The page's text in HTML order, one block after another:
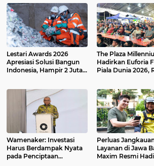
Lestari Awards 2026
Apresiasi Solusi Bangun
Indonesia, Hampir 2 Juta
The Plaza
Hadirkan Euforia
Piala Dunia 2026,
Spanyol
Wamenaker: Investasi
Harus Berdampak Nyata
pada Penciptaan
Perluas
Layanan di Jawa
Maxim Resmi